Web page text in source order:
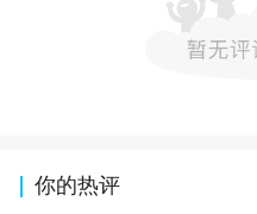
你的热评